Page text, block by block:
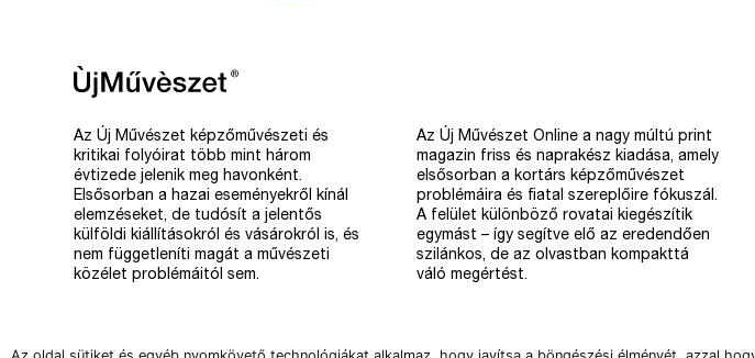
Az Új Művészet képzőművészeti és
kritikai folyóirat több mint három
évtizede jelenik meg havonként.
Elsősorban a hazai eseményekről kínál
elemzéseket, de tudósít a jelentős
külföldi kiállításokról és vásárokról is, és
nem függetleníti magát a művészeti
közélet problémáitól sem.
Az Új Művészet Online a nagy múltú print
magazin friss és naprakész kiadása, amely
elsősorban a kortárs képzőművészet
problémáira és fiatal szereplőire fókuszál.
A felület különböző rovatai kiegészítik
egymást – így segítve elő az eredendően
szilánkos, de az olvastban kompakttá
váló megértést.